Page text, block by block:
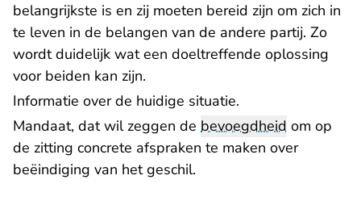
belangrijkste is en zij moeten bereid zijn om zich in
te leven in de belangen van de andere partij. Zo
wordt duidelijk wat een doeltreffende oplossing
voor beiden kan zijn.
Informatie over de huidige situatie.
Mandaat, dat wil zeggen de bevoegdheid om op
de zitting concrete afspraken te maken over
beëindiging van het geschil.